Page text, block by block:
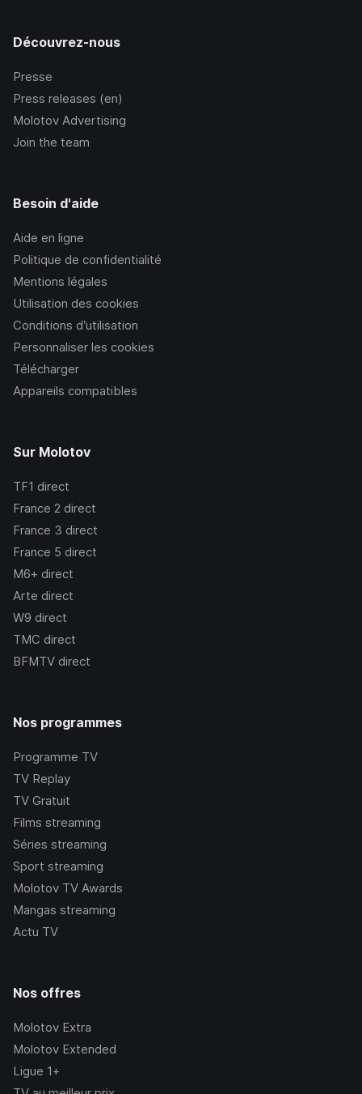
Découvrez-nous
Presse
Press releases (en)
Molotov Advertising
Join the team
Besoin d'aide
Aide en ligne
Politique de confidentialité
Mentions légales
Utilisation des cookies
Conditions d’utilisation
Personnaliser les cookies
Télécharger
Appareils compatibles
Sur Molotov
TF1 direct
France 2 direct
France 3 direct
France 5 direct
M6+ direct
Arte direct
W9 direct
TMC direct
BFMTV direct
Nos programmes
Programme TV
TV Replay
TV Gratuit
Films streaming
Séries streaming
Sport streaming
Molotov TV Awards
Mangas streaming
Actu TV
Nos offres
Molotov Extra
Molotov Extended
Ligue 1+